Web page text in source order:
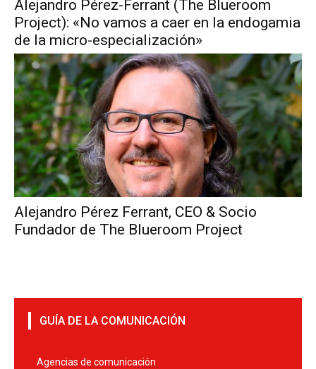
Alejandro Pérez-Ferrant (The Blueroom
Project): «No vamos a caer en la endogamia
de la micro-especialización»
Alejandro Pérez Ferrant, CEO & Socio
Fundador de The Blueroom Project
GUÍA DE LA COMUNICACIÓN
Agencias de comunicación